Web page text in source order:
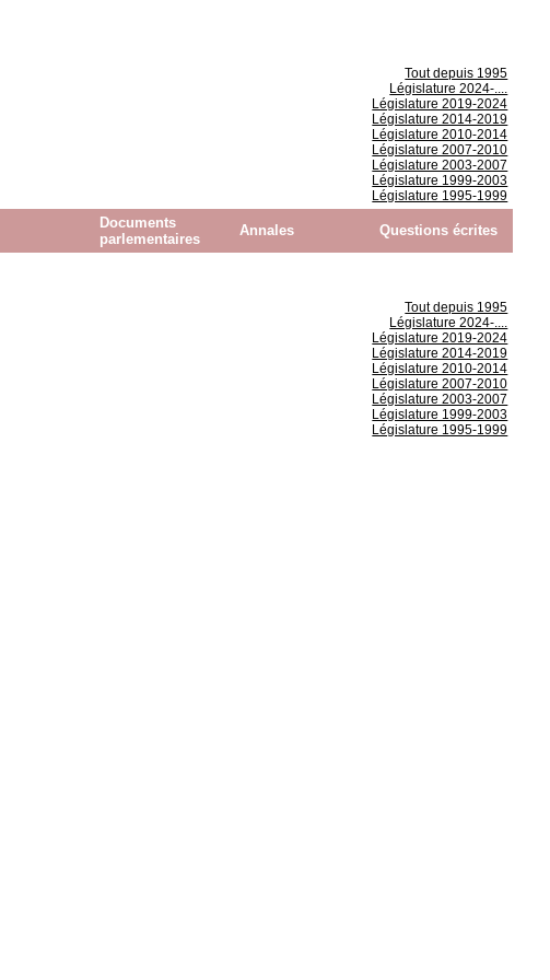
Tout depuis 1995
Législature 2024-....
Législature 2019-2024
Législature 2014-2019
Législature 2010-2014
Législature 2007-2010
Législature 2003-2007
Législature 1999-2003
Législature 1995-1999
Documents
parlementaires
Annales Questions écrites
Tout depuis 1995
Législature 2024-....
Législature 2019-2024
Législature 2014-2019
Législature 2010-2014
Législature 2007-2010
Législature 2003-2007
Législature 1999-2003
Législature 1995-1999